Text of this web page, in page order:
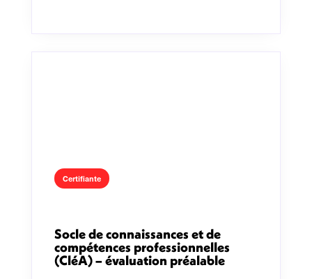
Certifiante
Socle de connaissances et de
compétences professionnelles
(CléA) – évaluation préalable